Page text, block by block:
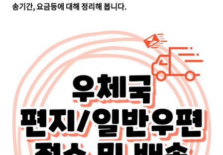
송기간, 요금등에 대해 정리해 봅니다.